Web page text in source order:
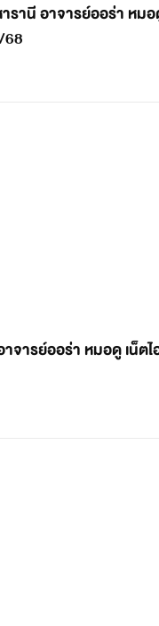
รานี อาจารย์ออร่า หม
าจารย์ออร่า หมอดู เน็ต